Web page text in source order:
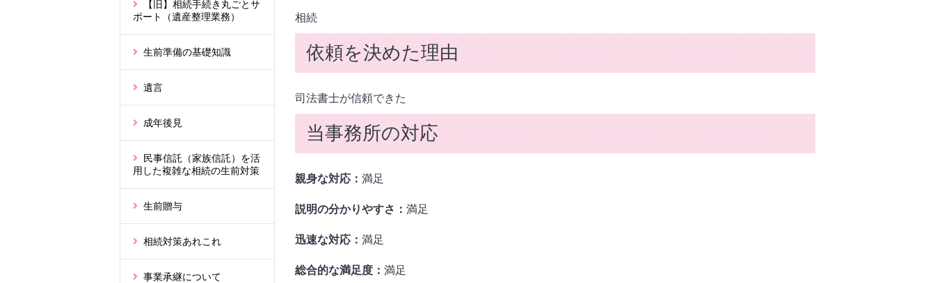
相続
依頼を決めた理由
司法書士が信頼できた
当事務所の対応
親身な対応： 満足
説明の分かりやすさ： 満足
迅速な対応： 満足
総合的な満足度： 満足
【旧】相続手続き丸ごとサ
ポート（遺産整理業務）
生前準備の基礎知識
遺言
成年後見
民事信託（家族信託）を活
用した複雑な相続の生前対策
生前贈与
相続対策あれこれ
事業承継について